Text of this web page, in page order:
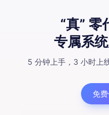
“真” 零
专属系
5 分钟上手 ， 3 小时上
免